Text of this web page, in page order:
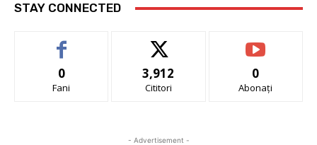
STAY CONNECTED
0
Fani
3,912
Cititori
0
Abonați
- Advertisement -